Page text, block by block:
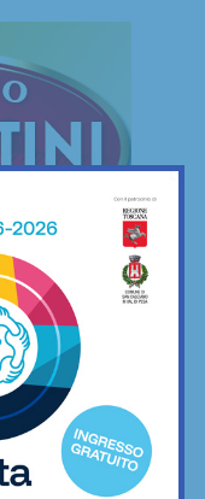
ai piedi… il